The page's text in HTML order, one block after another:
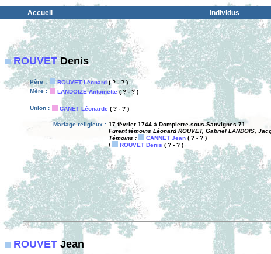
Accueil Individus
ROUVETDenis
Père : ROUVET Léonard( ? - ? )
Mère :
LANDOIZE Antoinette( ? - ? )
Union : CANET Léonarde ( ? - ? )
Mariage religieux : 17 février 1744 à Dompierre-sous-Sanvignes 71
Furent témoins Léonard ROUVET, Gabriel LANDOIS,
Témoins :
CANNET Jean ( ? - ? )
/
ROUVET Denis ( ? - ? )
ROUVET Jean